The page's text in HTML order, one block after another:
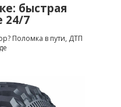
быстрая
24/7
Поломка в пути, ДТП